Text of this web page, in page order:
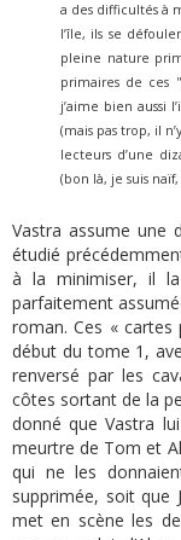
a des difficultés à
l’île, ils se
pleine nature
primaires de ces
j’aime bien aussi
(mais pas trop, il
lecteurs d’une
(bon là, je suis
Vastra assume une
étudié
à la minimiser, il
parfaitement
roman. Ces «
début du tome 1,
renversé par les
côtes sortant de la
donné que Vastra
meurtre de Tom et
qui ne les
supprimée, soit que
met en scène les